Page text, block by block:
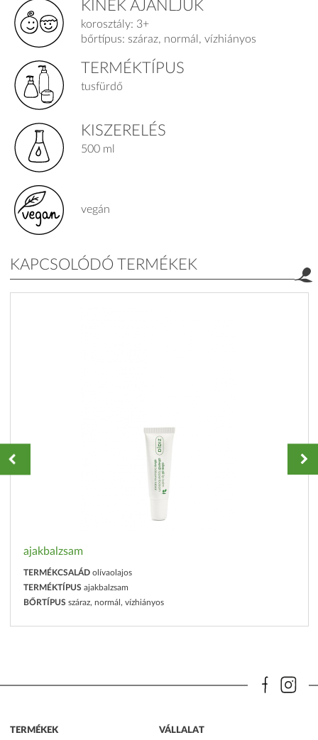
KINEK AJÁNLJUK
korosztály: 3+
bőrtípus: száraz, normál, vízhiányos
TERMÉKTÍPUS
tusfürdő
KISZERELÉS
500 ml
vegán
KAPCSOLÓDÓ TERMÉKEK
ajakbalzsam
TERMÉKCSALÁD olívaolajos
TERMÉKTÍPUS ajakbalzsam
BŐRTÍPUS száraz, normál, vízhiányos
TERMÉKEK VÁLLALAT